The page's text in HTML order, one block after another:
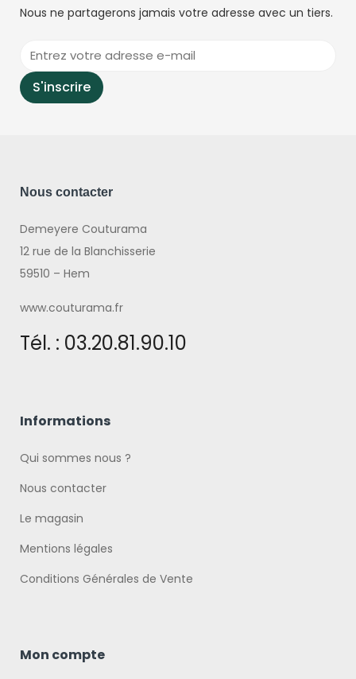
Nous ne partagerons jamais votre adresse avec un tiers.
Nous contacter
Demeyere Couturama
12 rue de la Blanchisserie
59510 – Hem
www.couturama.fr
Tél. : 03.20.81.90.10
Informations
Qui sommes nous ?
Nous contacter
Le magasin
Mentions légales
Conditions Générales de Vente
Mon compte